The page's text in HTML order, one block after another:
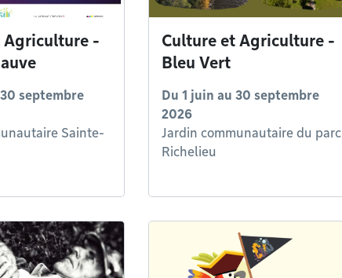
Agriculture -
30 septembre
Sainte-
Culture et Agriculture -
Bleu Vert
Du 1 juin au 30 septembre
2026
Jardin communautaire du parc
Richelieu